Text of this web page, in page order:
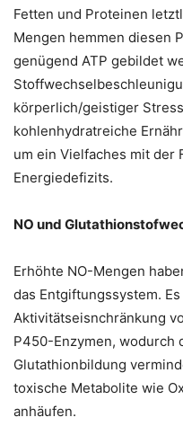
Fetten und Proteinen
Mengen hemmen diesen
genügend ATP gebildet
körperlich/geistiger
kohlenhydratreiche
um ein Vielfaches mit der
Energiedefizits.
NO und
Erhöhte NO-Mengen
das Entgiftungssystem.
Aktivitätseisnchränkung
P450-Enzymen, wodurch
Glutathionbildung
toxische Metabolite wie
anhäufen.